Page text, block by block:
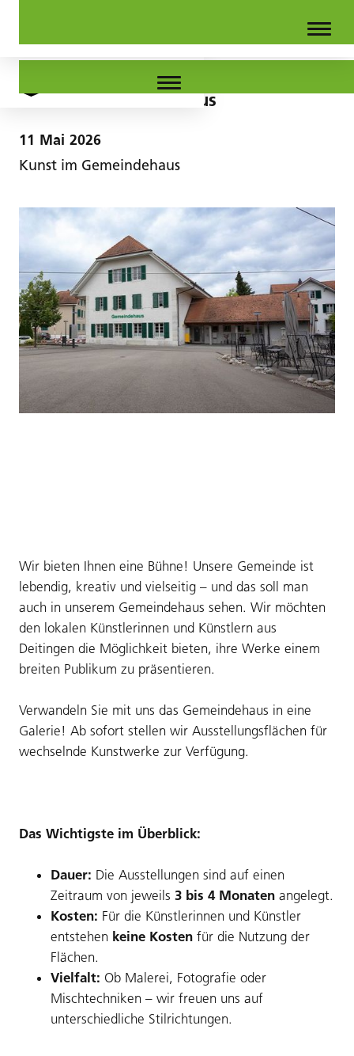
Kunst im Gemeindehaus
11 Mai 2026
Kunst im Gemeindehaus
Wir bieten Ihnen eine Bühne! Unsere Gemeinde ist
lebendig, kreativ und vielseitig – und das soll man
auch in unserem Gemeindehaus sehen. Wir möchten
den lokalen Künstlerinnen und Künstlern aus
Deitingen die Möglichkeit bieten, ihre Werke einem
breiten Publikum zu präsentieren.
Verwandeln Sie mit uns das Gemeindehaus in eine
Galerie! Ab sofort stellen wir Ausstellungsflächen für
wechselnde Kunstwerke zur Verfügung.
Das Wichtigste im Überblick:
Dauer: Die Ausstellungen sind auf einen
Zeitraum von jeweils 3 bis 4 Monaten angelegt.
Kosten: Für die Künstlerinnen und Künstler
entstehen keine Kosten für die Nutzung der
Flächen.
Vielfalt: Ob Malerei, Fotografie oder
Mischtechniken – wir freuen uns auf
unterschiedliche Stilrichtungen.